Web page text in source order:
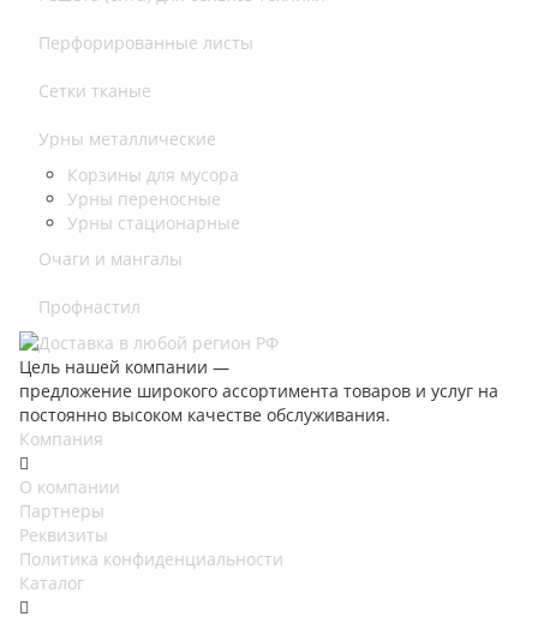
Перфорированные листы
Сетки тканые
Урны металлические
Корзины для мусора
Урны переносные
Урны стационарные
Очаги и мангалы
Профнастил
Цель нашей компании —
предложение широкого ассортимента товаров и услуг на
постоянно высоком качестве обслуживания.
Компания
О компании
Партнеры
Реквизиты
Политика конфиденциальности
Каталог